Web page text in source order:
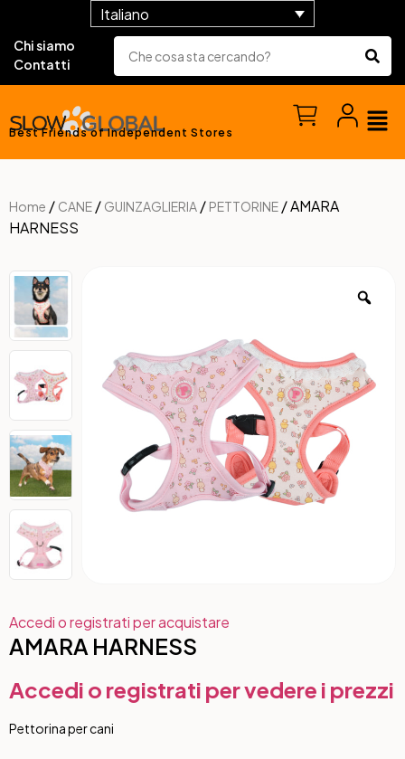
Italiano
Chi siamo
Contatti
Best Friends of Independent Stores
Home / CANE / GUINZAGLIERIA / PETTORINE / AMARA
HARNESS
Accedi o registrati per acquistare
AMARA HARNESS
Accedi o registrati per vedere i prezzi
Pettorina per cani